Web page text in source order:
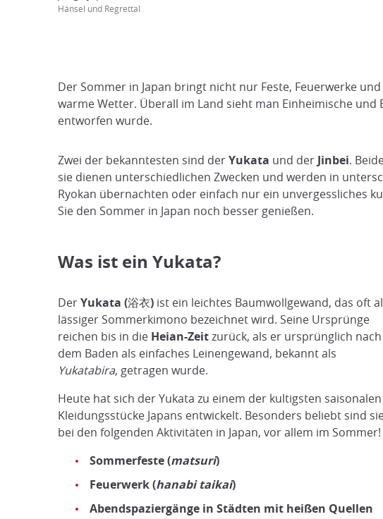
Hänsel und Regrettal
Der Sommer in Japan bringt nicht nur Feste, Feuerwerke
warme Wetter. Überall im Land sieht man Einheimische
entworfen wurde.
Zwei der bekanntesten sind derYukata und der Jinbei.
sie dienen unterschiedlichen Zwecken und werden in
Ryokan übernachten oder einfach nur ein unvergessliches
Sie den Sommer in Japan noch besser genießen.
Was ist ein Yukata?
DerYukata (浴衣) ist ein leichtes Baumwollgewand, das oft
lässiger Sommerkimono bezeichnet wird. Seine Ursprünge
reichen bis in die Heian-Zeitzurück, als er ursprünglich nach
dem Baden als einfaches Leinengewand, bekannt als
Yukatabira, getragen wurde.
Heute hat sich der Yukata zu einem der kultigsten saisonalen
Kleidungsstücke Japans entwickelt. Besonders beliebt sind
bei den folgenden Aktivitäten in Japan, vor allem im Sommer!
Sommerfeste (matsuri)
Feuerwerk (hanabi taikai)
Abendspaziergänge in Städten mit heißen Quellen